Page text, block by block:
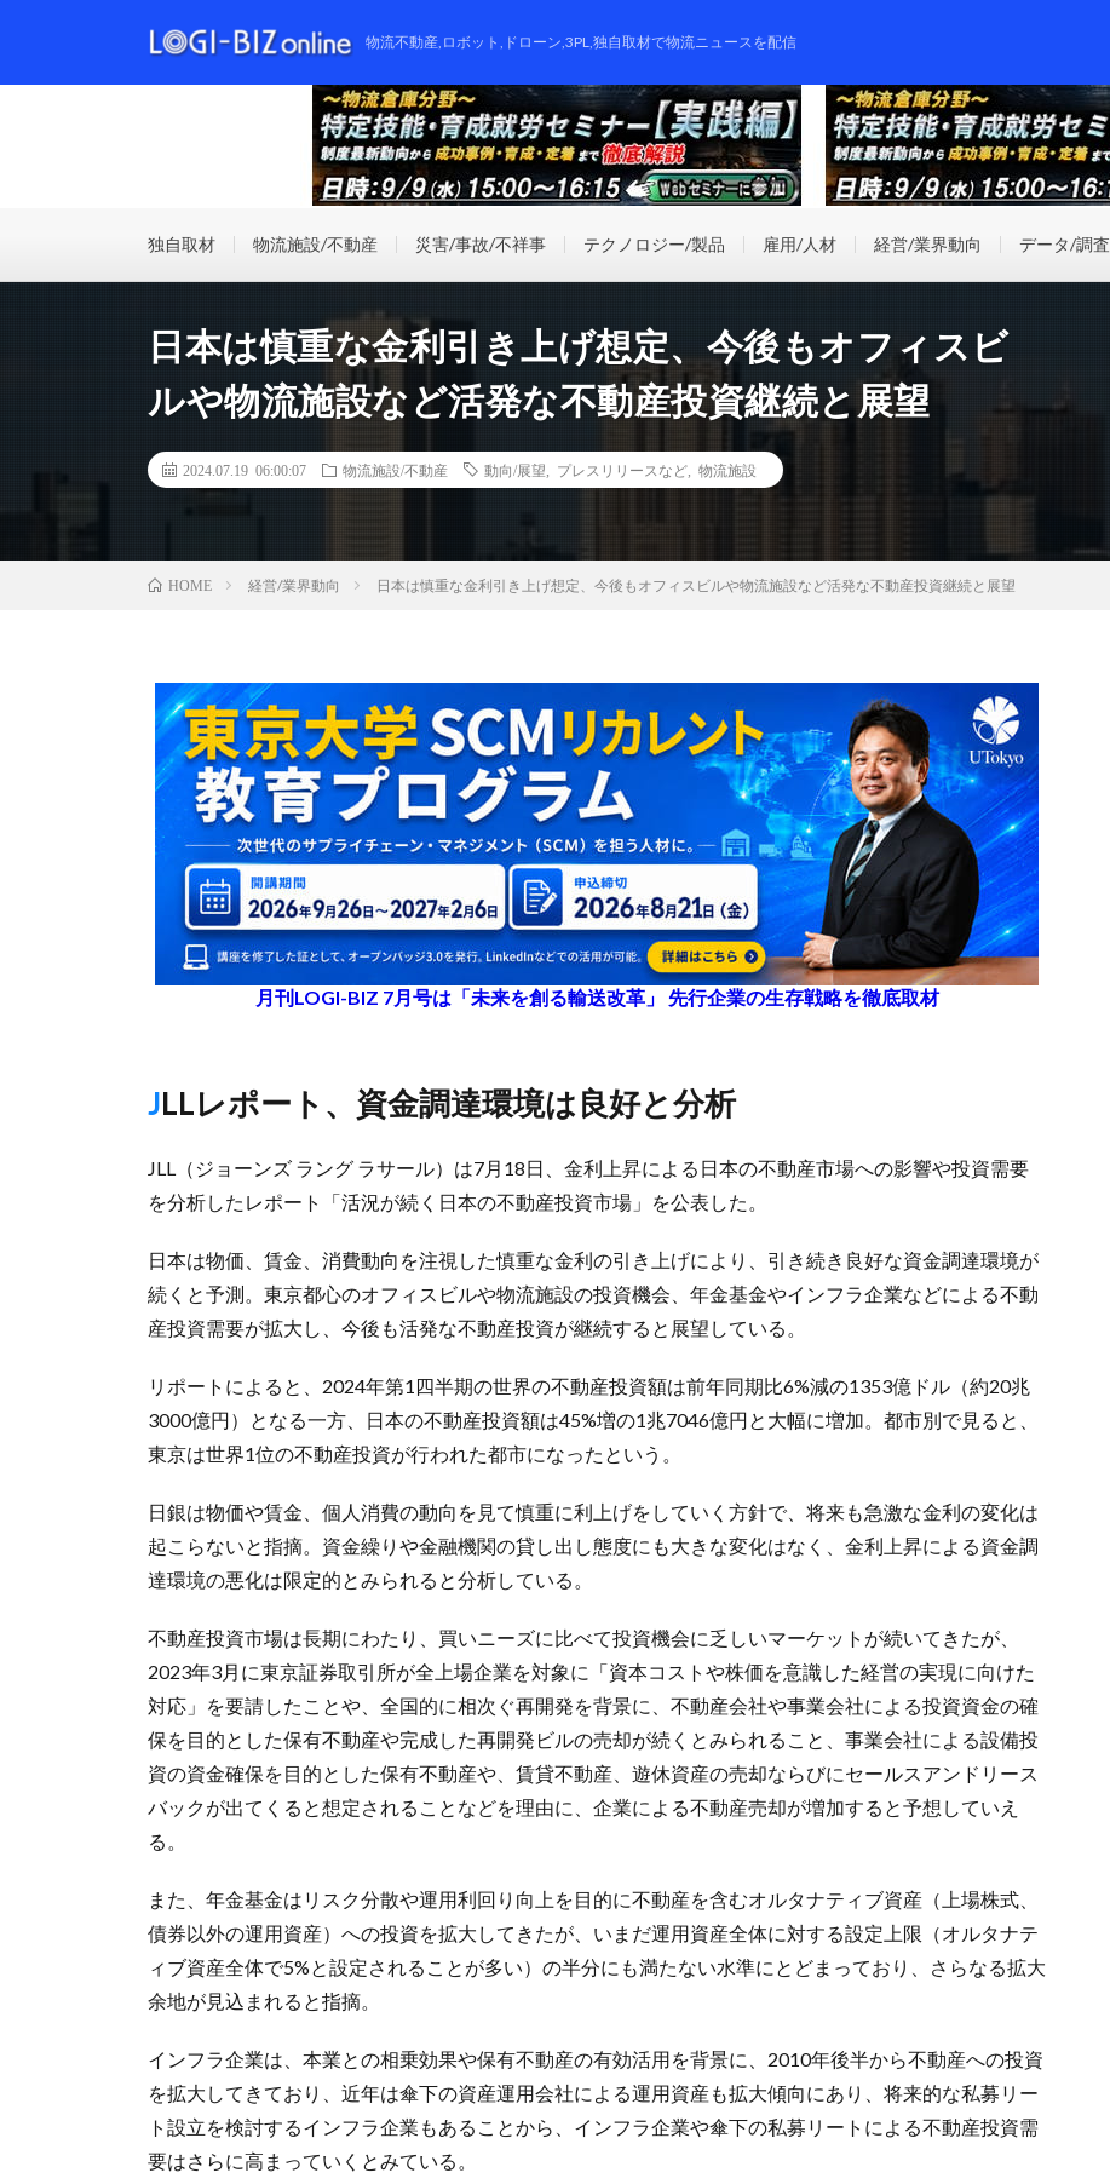
物流不動産,ロボット,ドローン,3PL,独自取材で物流ニュースを配信
独自取材 物流施設/不動産 災害/事故/不祥事 テクノロジー/製品 雇用/人材 経営/業界動向 データ/調査
日本は慎重な金利引き上げ想定、今後もオフィスビ
ルや物流施設など活発な不動産投資継続と展望
2024.07.19 06:00:07 物流施設/不動産 動向/展望 プレスリリースなど 物流施設
HOME 経営/業界動向 日本は慎重な金利引き上げ想定、今後もオフィスビルや物流施設など活発な不動産投資継続と展望
月刊LOGI-BIZ 7月号は「未来を創る輸送改革」 先行企業の生存戦略を徹底取材
JLLレポート、資金調達環境は良好と分析
JLL（ジョーンズ ラング ラサール）は7月18日、金利上昇による日本の不動産市場への影響や投資需要
を分析したレポート「活況が続く日本の不動産投資市場」を公表した。
日本は物価、賃金、消費動向を注視した慎重な金利の引き上げにより、引き続き良好な資金調達環境が
続くと予測。東京都心のオフィスビルや物流施設の投資機会、年金基金やインフラ企業などによる不動
産投資需要が拡大し、今後も活発な不動産投資が継続すると展望している。
リポートによると、2024年第1四半期の世界の不動産投資額は前年同期比6%減の1353億ドル（約20兆
3000億円）となる一方、日本の不動産投資額は45%増の1兆7046億円と大幅に増加。都市別で見ると、
東京は世界1位の不動産投資が行われた都市になったという。
日銀は物価や賃金、個人消費の動向を見て慎重に利上げをしていく方針で、将来も急激な金利の変化は
起こらないと指摘。資金繰りや金融機関の貸し出し態度にも大きな変化はなく、金利上昇による資金調
達環境の悪化は限定的とみられると分析している。
不動産投資市場は長期にわたり、買いニーズに比べて投資機会に乏しいマーケットが続いてきたが、
2023年3月に東京証券取引所が全上場企業を対象に「資本コストや株価を意識した経営の実現に向けた
対応」を要請したことや、全国的に相次ぐ再開発を背景に、不動産会社や事業会社による投資資金の確
保を目的とした保有不動産や完成した再開発ビルの売却が続くとみられること、事業会社による設備投
資の資金確保を目的とした保有不動産や、賃貸不動産、遊休資産の売却ならびにセールスアンドリース
バックが出てくると想定されることなどを理由に、企業による不動産売却が増加すると予想していえ
る。
また、年金基金はリスク分散や運用利回り向上を目的に不動産を含むオルタナティブ資産（上場株式、
債券以外の運用資産）への投資を拡大してきたが、いまだ運用資産全体に対する設定上限（オルタナテ
ィブ資産全体で5%と設定されることが多い）の半分にも満たない水準にとどまっており、さらなる拡大
余地が見込まれると指摘。
インフラ企業は、本業との相乗効果や保有不動産の有効活用を背景に、2010年後半から不動産への投資
を拡大してきており、近年は傘下の資産運用会社による運用資産も拡大傾向にあり、将来的な私募リー
ト設立を検討するインフラ企業もあることから、インフラ企業や傘下の私募リートによる不動産投資需
要はさらに高まっていくとみている。